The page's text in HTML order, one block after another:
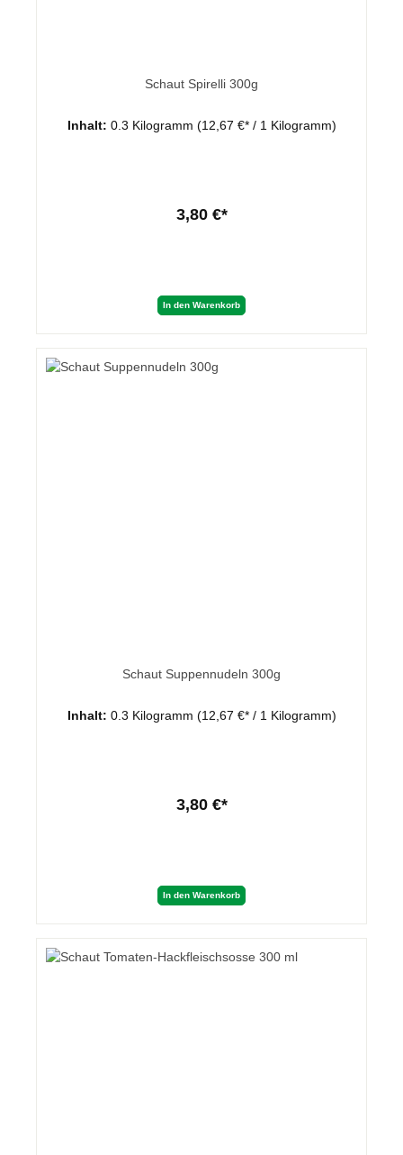
Schaut Spirelli 300g
Inhalt: 0.3 Kilogramm (12,67 €* / 1 Kilogramm)
3,80 €*
In den Warenkorb
Schaut Suppennudeln 300g
Inhalt: 0.3 Kilogramm (12,67 €* / 1 Kilogramm)
3,80 €*
In den Warenkorb